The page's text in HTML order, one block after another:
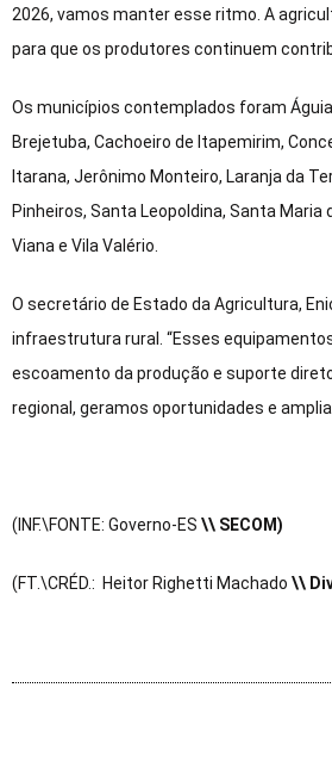
2026, vamos manter esse ritmo. A
para que os produtores continuem
Os municípios contemplados foram Águia
Brejetuba, Cachoeiro de Itapemirim,
Itarana, Jerônimo Monteiro, Laranja da
Pinheiros, Santa Leopoldina, Santa Maria
Viana e Vila Valério.
O secretário de Estado da Agricultura,
infraestrutura rural. “Esses
escoamento da produção e suporte
regional, geramos oportunidades e
(INF.\FONTE: Governo-ES \\ SECOM)
(FT.\CRÉD.: Heitor Righetti Machado \\